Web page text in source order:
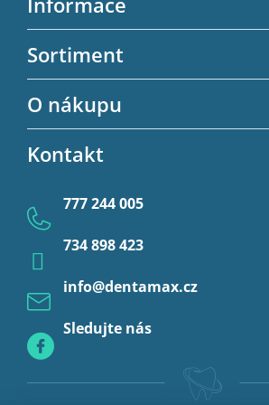
Kontaktní formulář
Sortiment
Endodoncie
Provizorní korunky a můstky
Anestezie
Profylaxe
O nákupu
Kontakt
info@dentamax.cz
777 244 005
734 898 423
Sledujte nás